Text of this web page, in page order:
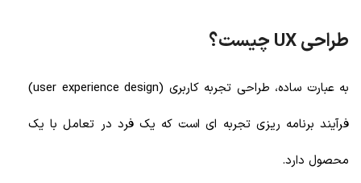
طراحی UX چیست؟
به عبارت ساده، طراحی تجربه کاربری (user experience design)
فرآیند برنامه ریزی تجربه ای است که یک فرد در تعامل با یک
محصول دارد.